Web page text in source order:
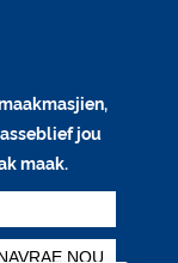
jou
maak.